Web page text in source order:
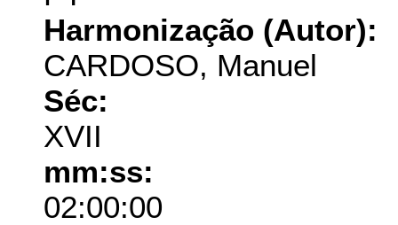
Harmonização (Autor):
CARDOSO, Manuel
Séc:
XVII
mm:ss:
02:00:00